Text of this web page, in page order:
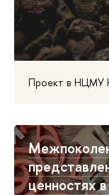
Проект в
ценностях